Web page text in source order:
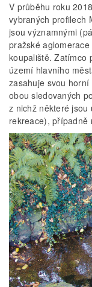
V průběhu roku
vybraných profilech
jsou významnými
pražské
koupaliště. Zatímco
území hlavního
zasahuje svou
obou sledovaných
z nichž některé
rekreace), případně